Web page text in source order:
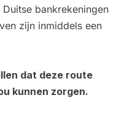
bankrekeningen
zijn inmiddels een
dat deze route
kunnen zorgen.